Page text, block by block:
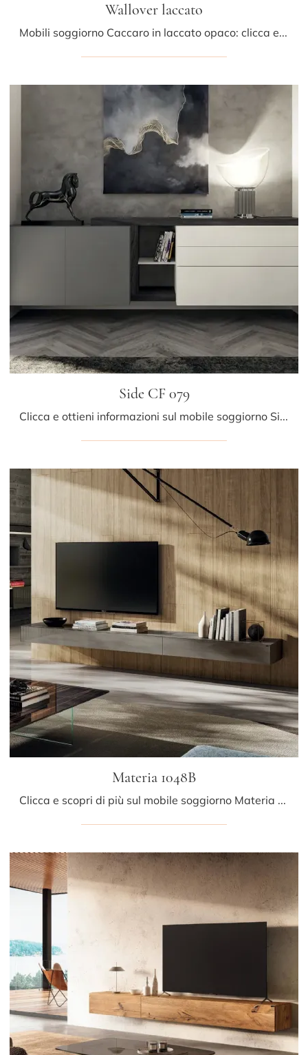
Wallover laccato
Mobili soggiorno Caccaro in laccato opaco: clicca e ottieni informazioni sul modello Wallover laccato, perfetto per ultimare spazi moderni.
Side CF 079
Clicca e ottieni informazioni sul mobile soggiorno Side CF 079 Fimar in laccato opaco: arreda un soggiorno pratico e dinamico.
Materia 1048B
Clicca e scopri di più sul mobile soggiorno Materia 1048B Lago in vetro: arreda un living pratico e operativo.